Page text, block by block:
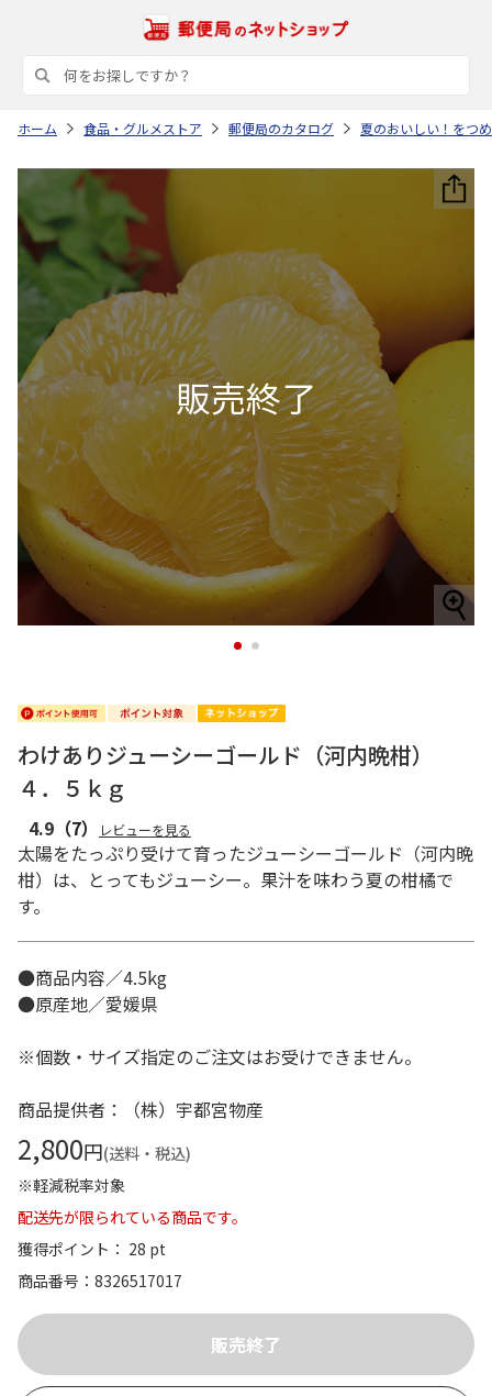
ホーム 食品・グルメストア 郵便局のカタログ 夏のおいしい！をつ
1 2
わけありジューシーゴールド（河内晩柑）
４．５ｋｇ
4.9 （7） レビューを見る
太陽をたっぷり受けて育ったジューシーゴールド（河内晩
柑）は、とってもジューシー。果汁を味わう夏の柑橘で
す。
●商品内容／4.5kg
●原産地／愛媛県
※個数・サイズ指定のご注文はお受けできません。
商品提供者：（株）宇都宮物産
2,800円(送料・税込)
※軽減税率対象
配送先が限られている商品です。
獲得ポイント： 28 pt
商品番号
8326517017